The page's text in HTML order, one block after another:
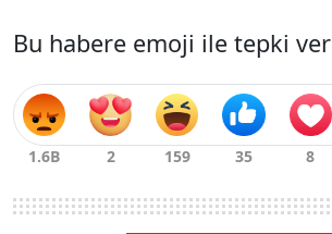
Bu habere emoji ile tepki ver